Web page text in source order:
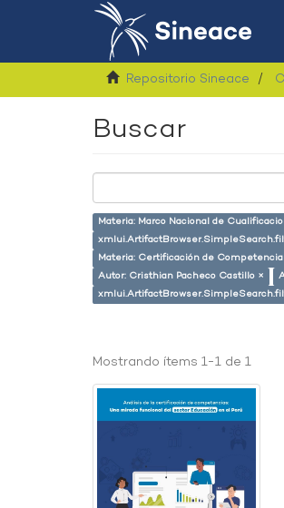
Repositorio Sineace
Buscar
Materia: Marco Nacional de
Materia: Certificación de
Autor: Cristhian Pacheco Castillo ×
Mostrando ítems 1-1 de 1